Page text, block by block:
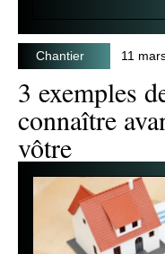
Chantier 11
3 exemples
connaître
vôtre